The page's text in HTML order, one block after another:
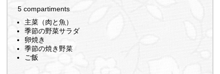
5 compartiments
主菜（肉と魚）
季節の野菜サラダ
卵焼き
季節の焼き野菜
ご飯